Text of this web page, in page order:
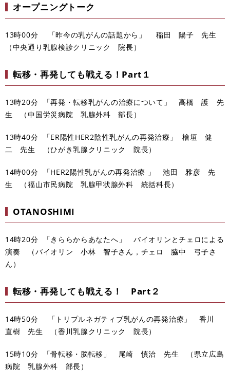
オープニングトーク
13時00分 「昨今の乳がんの話題から」 稲田 陽子 先生
（中央通り乳腺検診クリニック 院長）
転移・再発しても戦える！Part１
13時20分 「再発・転移乳がんの治療について」 高橋 護 先
生 （中国労災病院 乳腺外科 部長）
13時40分 「ER陽性HER2陰性乳がんの再発治療」 檜垣 健
二 先生 （ひがき乳腺クリニック 院長）
14時00分 「HER2陽性乳がんの再発治療 」 池田 雅彦 先
生 （福山市民病院 乳腺甲状腺外科 統括科長）
OTANOSHIMI
14時20分 「きららからあなたへ」 バイオリンとチェロによる
演奏 （バイオリン 小林 智子さん，チェロ 脇中 弓子さ
ん）
転移・再発しても戦える！ Part２
14時50分 「トリプルネガティブ乳がんの再発治療」 香川
直樹 先生 （香川乳腺クリニック 院長）
15時10分 「骨転移・脳転移」 尾崎 慎治 先生 （県立広島
病院 乳腺外科 部長）